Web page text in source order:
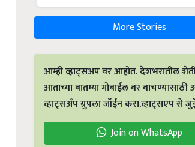
More Stories
आम्ही व्हाट्सअप वर आहोत. देशभरातील
आताच्या बातम्या मोबाईल वर
व्हाट्सअँप ग्रुपला जॉईन करा.व्हाट्सएप से
Join on WhatsApp